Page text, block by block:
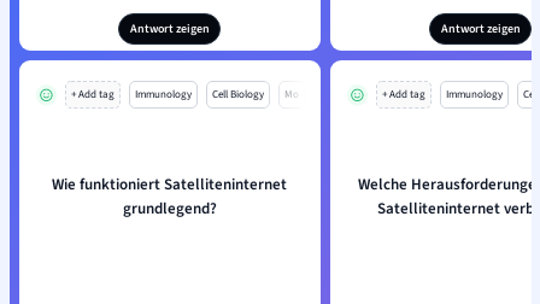
Antwort zeigen Antwort zeigen
+ Add tag Immunology Cell Biology Mo
Wie funktioniert Satelliteninternet
grundlegend?
+ Add tag Immunology
Welche
Satelliteninternet